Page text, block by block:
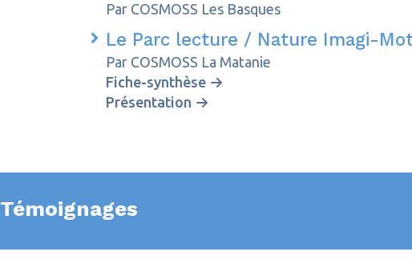
Par COSMOSS Les Basques
Le Parc lecture / Nature Imagi-
Par COSMOSS La Matanie
Fiche-synthèse
Présentation
Témoignages